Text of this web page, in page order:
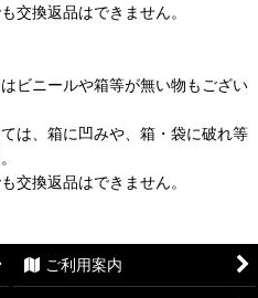
交換返品はできません。
ビニールや箱等が無い物もござい
は、箱に凹みや、箱・袋に破れ等
交換返品はできません。
ご利用案内